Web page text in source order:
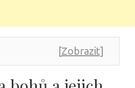
[Zobrazit]